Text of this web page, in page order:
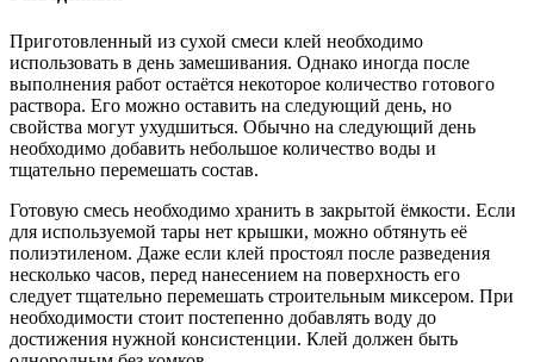
Приготовленный из сухой смеси клей необходимо
использовать в день замешивания. Однако иногда после
выполнения работ остаётся некоторое количество готового
раствора. Его можно оставить на следующий день, но
свойства могут ухудшиться. Обычно на следующий день
необходимо добавить небольшое количество воды и
тщательно перемешать состав.
Готовую смесь необходимо хранить в закрытой ёмкости. Если
для используемой тары нет крышки, можно обтянуть её
полиэтиленом. Даже если клей простоял после разведения
несколько часов, перед нанесением на поверхность его
следует тщательно перемешать строительным миксером. При
необходимости стоит постепенно добавлять воду до
достижения нужной консистенции. Клей должен быть